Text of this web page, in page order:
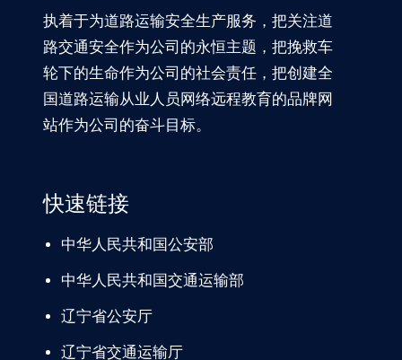
执着于为道路运输安全生产服务，把关注道
路交通安全作为公司的永恒主题，把挽救车
轮下的生命作为公司的社会责任，把创建全
国道路运输从业人员网络远程教育的品牌网
站作为公司的奋斗目标。
快速链接
中华人民共和国公安部
中华人民共和国交通运输部
辽宁省公安厅
辽宁省交通运输厅